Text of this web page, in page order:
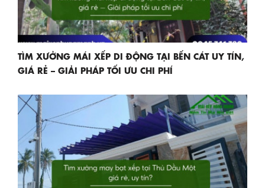
TÌM XƯỞNG MÁI XẾP DI ĐỘNG TẠI BẾN CÁT UY TÍN,
GIÁ RẺ – GIẢI PHÁP TỐI ƯU CHI PHÍ